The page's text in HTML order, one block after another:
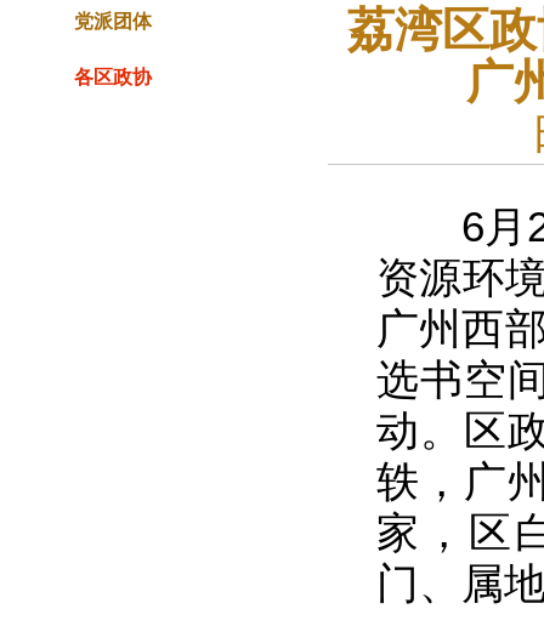
党派团体
各区政协
荔湾区
广
6月29
资源环
广州西
选书空
动。区
轶，广
家，区
门、属